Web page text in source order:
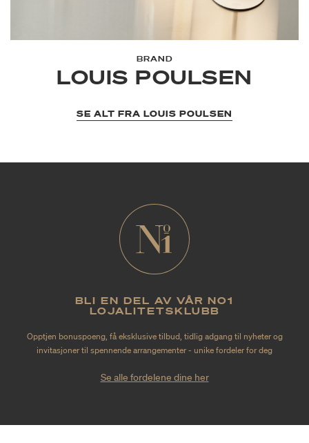
BRAND
LOUIS POULSEN
SE ALT FRA LOUIS POULSEN
BLI EN DEL AV VÅR NO1
LOJALITETSKLUBB
Opptjen bonuspoeng, få eksklusive tilbud, tidlig adgang til nyheter og
invitasjoner til spennende arrangementer - unike fordeler for deg
Se alle fordelene dine her